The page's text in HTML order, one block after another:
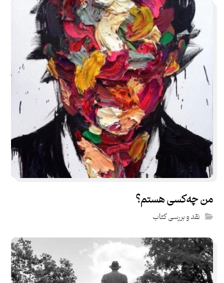
من چه‌کسی هستم؟
نقد و بررسی کتاب